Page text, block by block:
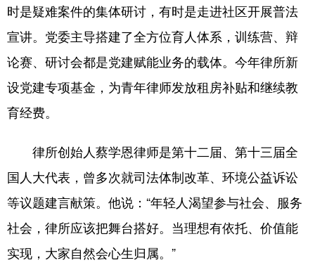
时是疑难案件的集体研讨，有时是走进社区开展普法
宣讲。党委主导搭建了全方位育人体系，训练营、辩
论赛、研讨会都是党建赋能业务的载体。今年律所新
设党建专项基金，为青年律师发放租房补贴和继续教
育经费。
律所创始人蔡学恩律师是第十二届、第十三届全
国人大代表，曾多次就司法体制改革、环境公益诉讼
等议题建言献策。他说：“年轻人渴望参与社会、服务
社会，律所应该把舞台搭好。当理想有依托、价值能
实现，大家自然会心生归属。”